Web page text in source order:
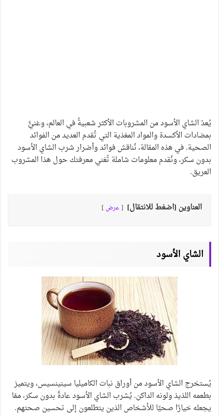
يُعدّ الشاي الأسود من المشروبات الأكثر شعبيةً في العالم، وغنيٌّ
بمضادات الأكسدة والمواد المغذية التي تُقدم العديد من الفوائد
الصحية. في هذه المقالة، نُناقش فوائد وأضرار شرب الشاي الأسود
بدون سكر، ونُقدم معلومات شاملة تُغني معرفتك حول هذا المشروب
العريق.
العناوين [اضغط للانتقال] عرض
الشاي الأسود
يُستخرج الشاي الأسود من أوراق نبات الكاميليا سينينسيس، ويتميز
بطعمه اللذيذ ولونه الداكن. يُشرب الشاي الأسود عادةً بدون سكر، ممّا
يجعله خيارًا صحيًا للأشخاص الذين يتطلعون إلى تحسين صحتهم.